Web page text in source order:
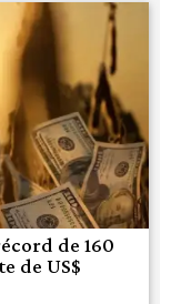
de 160
de US$